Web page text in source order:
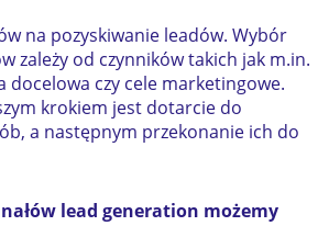
na pozyskiwanie leadów. Wybór
zależy od czynników takich jak m.in.
docelowa czy cele marketingowe.
krokiem jest dotarcie do
a następnym przekonanie ich do
lead generation możemy